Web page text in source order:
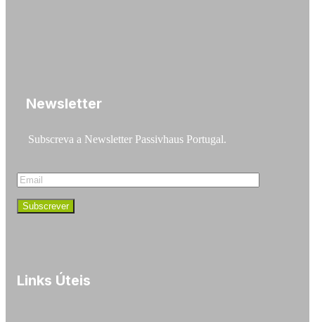
Newsletter
Subscreva a Newsletter Passivhaus Portugal.
Links Úteis